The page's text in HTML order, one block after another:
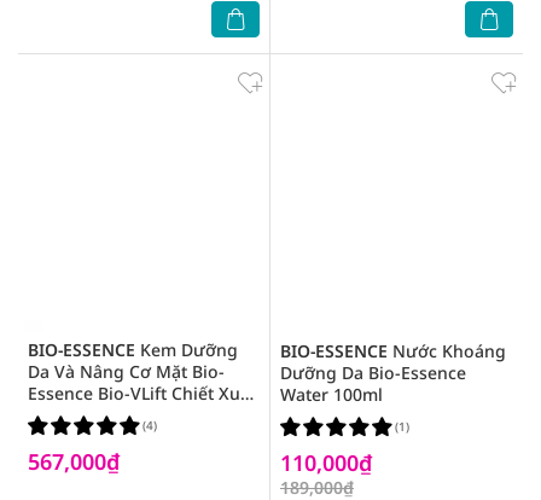
BIO-ESSENCE Kem Dưỡng
Da Và Nâng Cơ Mặt Bio-
Essence Bio-VLift Chiết Xuất
Phong Lan Đen & Tinh Chất
Gạo 45g
567,000₫
(4)
BIO-ESSENCE Nước Khoáng
Dưỡng Da Bio-Essence
Water 100ml
110,000₫
189,000₫
(1)